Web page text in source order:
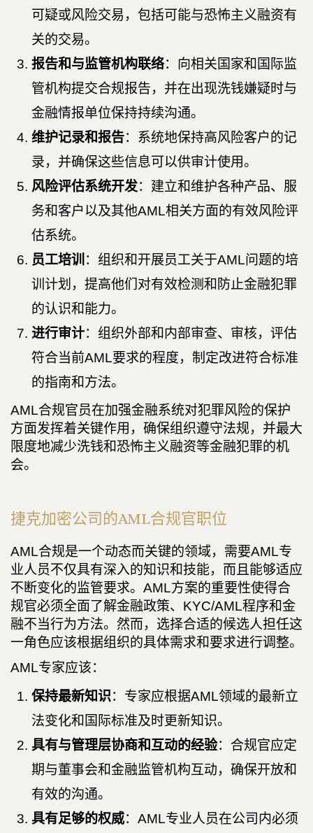
可疑或风险交易，包括可能与恐怖主义融资有
关的交易。
报告和与监管机构联络：向相关国家和国际监
管机构提交合规报告，并在出现洗钱嫌疑时与
金融情报单位保持持续沟通。
维护记录和报告：系统地保持高风险客户的记
录，并确保这些信息可以供审计使用。
风险评估系统开发：建立和维护各种产品、服
务和客户以及其他AML相关方面的有效风险评
估系统。
员工培训 ：组织和开展员工关于AML问题的培
训计划，提高他们对有效检测和防止金融犯罪
的认识和能力。
进行审计：组织外部和内部审查、审核，评估
符合当前AML要求的程度，制定改进符合标准
的指南和方法。
AML合规官员在加强金融系统对犯罪风险的保护
方面发挥着关键作用，确保组织遵守法规，并最大
限度地减少洗钱和恐怖主义融资等金融犯罪的机
会。
捷克加密公司的AML合规官职位
AML合规是一个动态而关键的领域，需要AML专
业人员不仅具有深入的知识和技能，而且能够适应
不断变化的监管要求。AML方案的重要性使得合
规官必须全面了解金融政策、KYC/AML程序和金
融不当行为方法。然而，选择合适的候选人担任这
一角色应该根据组织的具体需求和要求进行调整。
AML专家应该：
保持最新知识：专家应根据AML领域的最新立
法变化和国际标准及时更新知识。
具有与管理层协商和互动的经验：合规官应定
期与董事会和金融监管机构互动，确保开放和
有效的沟通。
具有足够的权威：AML专业人员在公司内必须